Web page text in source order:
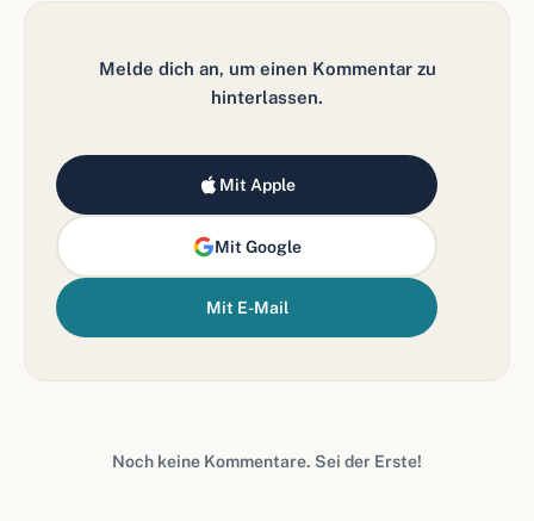
Melde dich an, um einen Kommentar zu
hinterlassen.
Mit Apple
Mit Google
Mit E-Mail
Noch keine Kommentare. Sei der Erste!